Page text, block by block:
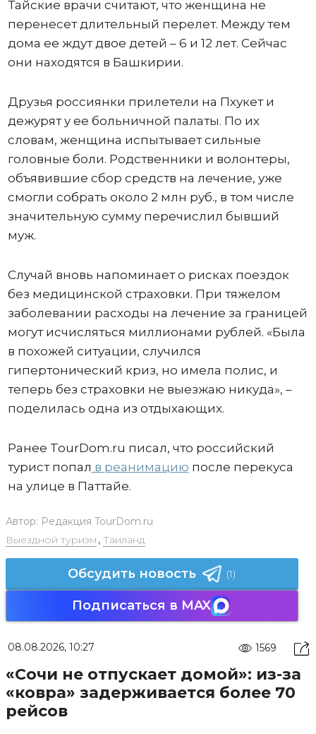
Тайские врачи считают, что женщина не
перенесет длительный перелет. Между тем
дома ее ждут двое детей – 6 и 12 лет. Сейчас
они находятся в Башкирии.
Друзья россиянки прилетели на Пхукет и
дежурят у ее больничной палаты. По их
словам, женщина испытывает сильные
головные боли. Родственники и волонтеры,
объявившие сбор средств на лечение, уже
смогли собрать около 2 млн руб., в том числе
значительную сумму перечислил бывший
муж.
Случай вновь напоминает о рисках поездок
без медицинской страховки. При тяжелом
заболевании расходы на лечение за границей
могут исчисляться миллионами рублей. «Была
в похожей ситуации, случился
гипертонический криз, но имела полис, и
теперь без страховки не выезжаю никуда», –
поделилась одна из отдыхающих.
Ранее TourDom.ru писал, что российский
турист попал в реанимацию после перекуса
на улице в Паттайе.
Автор: Редакция TourDom.ru
Выездной туризм , Таиланд
Обсудить новость (1)
Подписаться в MAX
08.08.2026, 10:27 1569
«Сочи не отпускает домой»: из-за
«ковра» задерживается более 70
рейсов